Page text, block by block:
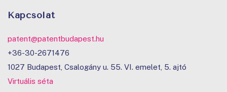
Kapcsolat
patent@patentbudapest.hu
+36-30-2671476
1027 Budapest, Csalogány u. 55. VI. emelet, 5. ajtó
Virtuális séta